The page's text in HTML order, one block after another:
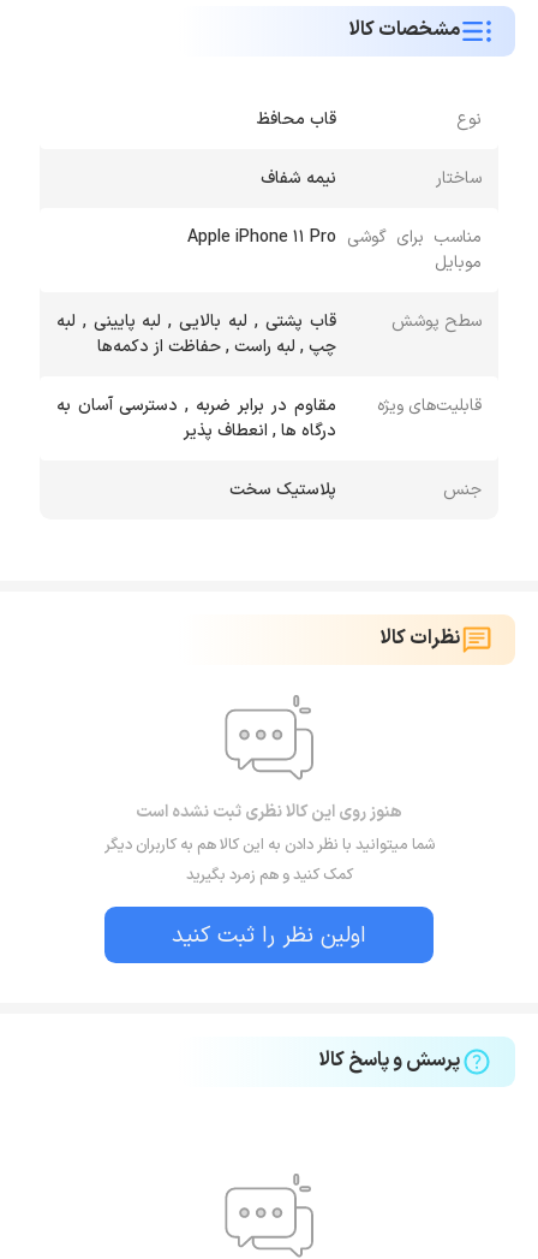
مشخصات کالا
نوع قاب محافظ
ساختار نیمه شفاف
مناسب برای گوشی
موبایل
Apple iPhone 11 Pro
سطح پوشش
قاب پشتی , لبه بالایی , لبه پایینی , لبه
چپ , لبه راست , حفاظت از دکمه‌ها
قابلیت‌های ویژه
مقاوم در برابر ضربه , دسترسی آسان به
درگاه ها , انعطاف پذیر
جنس پلاستیک سخت
نظرات کالا
هنوز روی این کالا نظری ثبت نشده است
شما میتوانید با نظر دادن به این کالا هم به کاربران دیگر
کمک کنید و هم زمرد بگیرید
اولین نظر را ثبت کنید
پرسش و پاسخ کالا